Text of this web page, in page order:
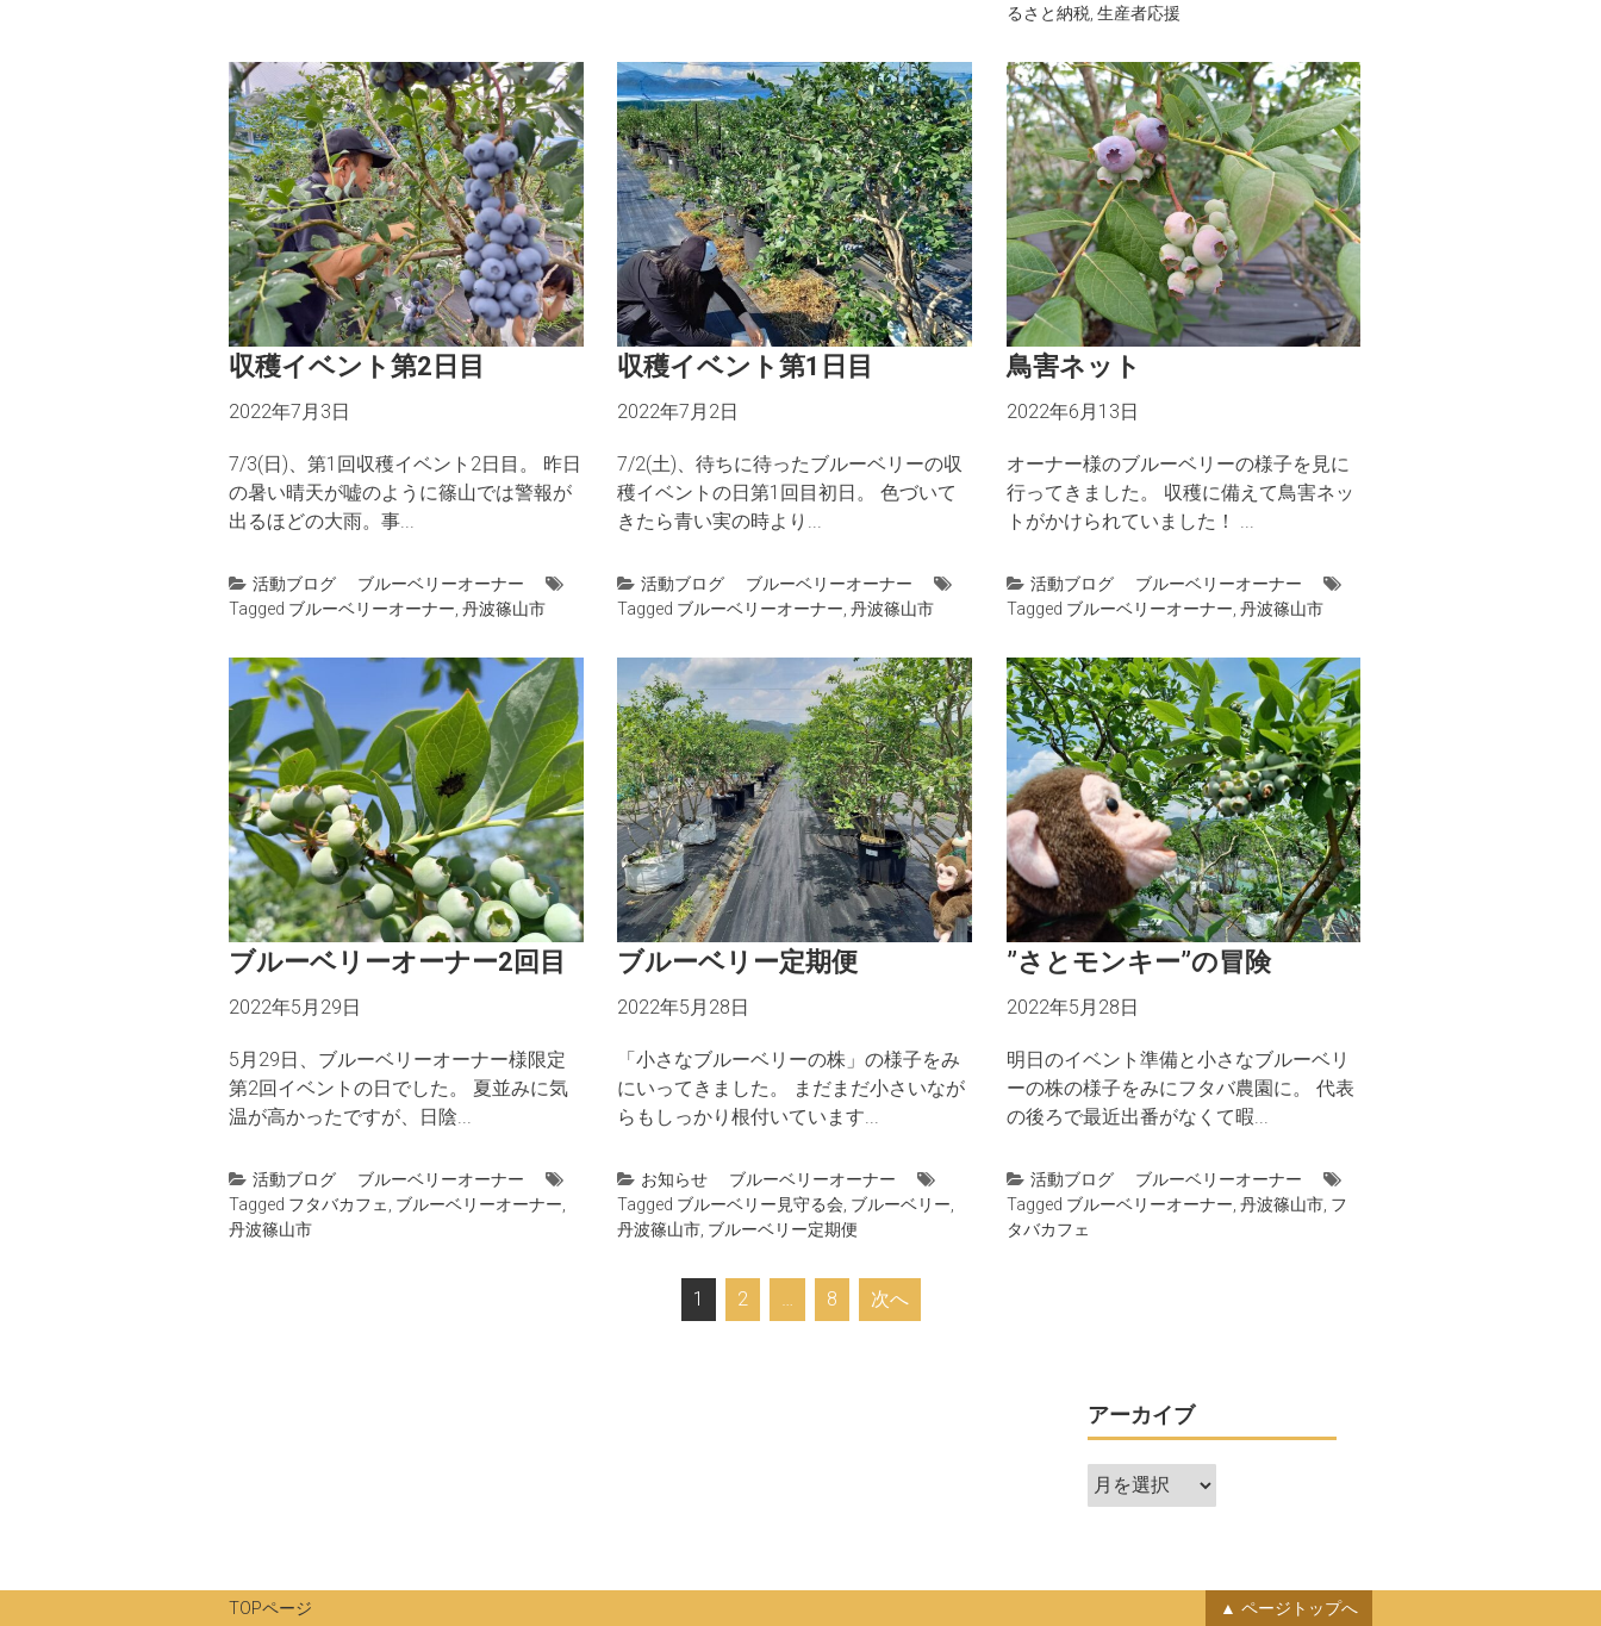
るさと納税, 生産者応援
収穫イベント第2日目
2022年7月3日
7/3(日)、第1回収穫イベント2日目。 昨日
の暑い晴天が嘘のように篠山では警報が
出るほどの大雨。事...
活動ブログ
ブルーベリーオーナー
Tagged ブルーベリーオーナー, 丹波篠山市
収穫イベント第1日目
2022年7月2日
7/2(土)、待ちに待ったブルーベリーの収
穫イベントの日第1回目初日。 色づいて
きたら青い実の時より...
活動ブログ
ブルーベリーオーナー
Tagged ブルーベリーオーナー,丹波篠山市
鳥害ネット
2022年6月13日
オーナー様のブルーベリーの様子を見に
行ってきました。 収穫に備えて鳥害ネッ
トがかけられていました！ ...
活動ブログ
ブルーベリーオーナー
Tagged ブルーベリーオーナー, 丹波篠山市
ブルーベリーオーナー2回目
2022年5月29日
5月29日、ブルーベリーオーナー様限定
第2回イベントの日でした。 夏並みに気
温が高かったですが、日陰...
活動ブログ
ブルーベリーオーナー
Tagged フタバカフェ, ブルーベリーオーナー,
丹波篠山市
ブルーベリー定期便
2022年5月28日
「小さなブルーベリーの株」の様子をみ
にいってきました。 まだまだ小さいなが
らもしっかり根付いています...
お知らせ
ブルーベリーオーナー
Tagged ブルーベリー見守る会, ブルーベリー,
丹波篠山市, ブルーベリー定期便
”さとモンキー”の冒険
2022年5月28日
明日のイベント準備と小さなブルーベリ
ーの株の様子をみにフタバ農園に。 代表
の後ろで最近出番がなくて暇...
活動ブログ
ブルーベリーオーナー
Tagged ブルーベリーオーナー, 丹波篠山市, フ
タバカフェ
ン
1 2 … 8 次へ
アーカイブ
ア
ー
ブ
TOPページ ページトップへ